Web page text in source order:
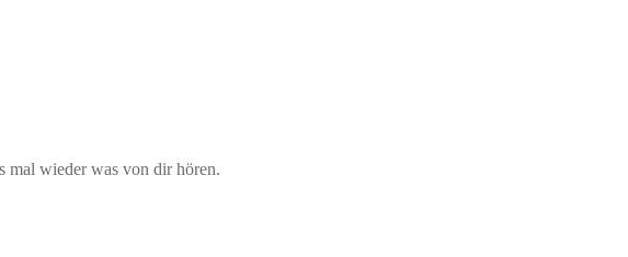
mal wieder was von dir hören.